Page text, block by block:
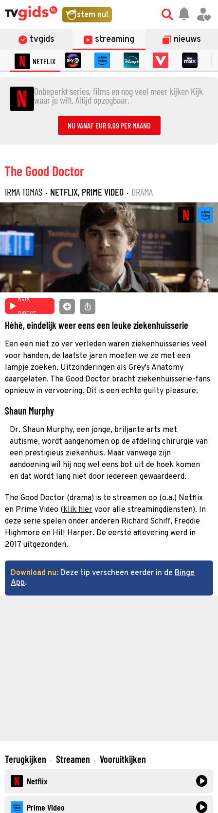
stem nu!
tvgids streaming nieuws
NETFLIX
Onbeperkt series, films en nog veel meer kijken Kijk
waar je wilt. Altijd opzegbaar.
NU VANAF EUR 9,99 PER MAAND
The Good Doctor
IRMA TOMAS · NETFLIX, PRIME VIDEO · DRAMA
©
KIJK
DIRECT
Hèhè, eindelijk weer eens een leuke ziekenhuisserie
Een een niet zo ver verleden waren ziekenhuisseries veel
voor handen, de laatste jaren moeten we ze met een
lampje zoeken. Uitzonderingen als Grey's Anatomy
daargelaten. The Good Doctor bracht ziekenhuisserie-fans
opnieuw in vervoering. Dit is een echte guilty pleasure.
Shaun Murphy
Dr. Shaun Murphy, een jonge, briljante arts met
autisme, wordt aangenomen op de afdeling chirurgie van
een prestigieus ziekenhuis. Maar vanwege zijn
aandoening wil hij nog wel eens bot uit de hoek komen
en dat wordt lang niet door iedereen gewaardeerd.
The Good Doctor (drama) is te streamen op (o.a.) Netflix
en Prime Video (klik hier voor alle streamingdiensten). In
deze serie spelen onder anderen Richard Schiff, Freddie
Highmore en Hill Harper. De eerste aflevering werd in
2017 uitgezonden.
Download nu: Deze tip verscheen eerder in de Binge
App.
Terugkijken · Streamen · Vooruitkijken
Netflix
Prime Video